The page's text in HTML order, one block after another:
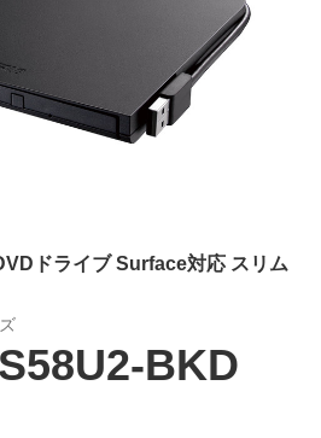
ドライブ Surface対応 スリム
BKD